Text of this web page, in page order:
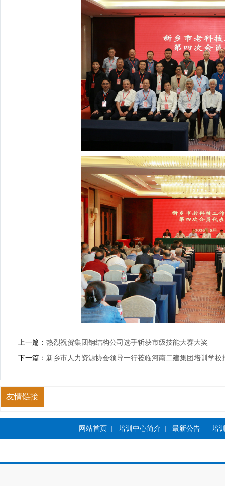
上一篇： 热烈祝贺集团钢结构公司选手斩获市级技能大赛大奖
下一篇： 新乡市人力资源协会领导一行莅临河南二建集团培训学校
友情链接
网站首页 培训中心简介| 最新公告| 培